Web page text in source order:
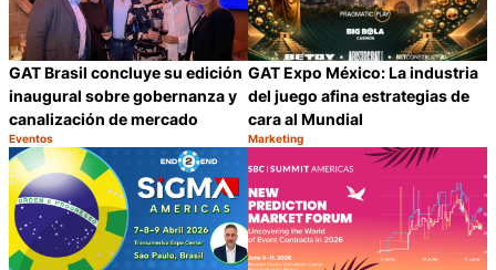
GAT Brasil concluye su edición
inaugural sobre gobernanza y
canalización de mercado
Categoría:
Eventos
Compartir
GAT Expo México: La industria
del juego afina estrategias de
cara al Mundial
Categoría:
Marketing